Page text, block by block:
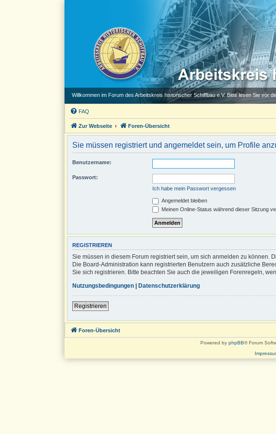
Willkommen im Forum des Arbeitskreis historischer Schiffbau e.V. Bitte lesen Sie vor
FAQ
Zur Webseite Foren-Übersicht
Sie müssen registriert und angemeldet sein, um Profile
Benutzername:
Passwort:
Ich habe mein Passwort vergessen
Angemeldet bleiben
Meinen Online-Status während dieser Sitzung
REGISTRIEREN
Sie müssen in diesem Forum registriert sein, um sich anmelden zu können.
Die Board-Administration kann registrierten Benutzern auch zusätzliche
Sie sich registrieren. Bitte beachten Sie auch die jeweiligen Forenregeln,
Nutzungsbedingungen | Datenschutzerklärung
Registrieren
Foren-Übersicht
Powered by phpBB® Forum